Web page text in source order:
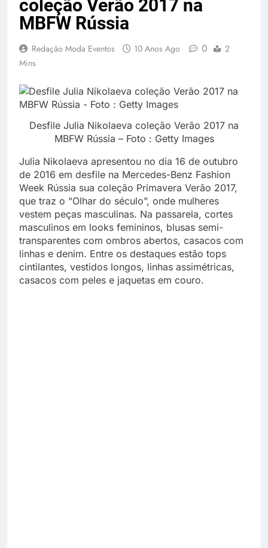
coleção Verão 2017 na
MBFW Rússia
Redação Moda Eventos 10 Anos Ago 0
2
Mins
Desfile Julia Nikolaeva coleção Verão 2017 na
MBFW Rússia – Foto : Getty Images
Julia Nikolaeva apresentou no dia 16 de outubro
de 2016 em desfile na Mercedes-Benz Fashion
Week Rússia sua coleção Primavera Verão 2017,
que traz o “Olhar do século”, onde mulheres
vestem peças masculinas. Na passarela, cortes
masculinos em looks femininos, blusas semi-
transparentes com ombros abertos, casacos com
linhas e denim. Entre os destaques estão tops
cintilantes, vestidos longos, linhas assimétricas,
casacos com peles e jaquetas em couro.